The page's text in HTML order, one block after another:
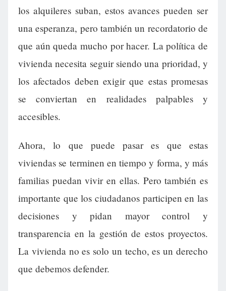
los alquileres suban, estos avances pueden ser
una esperanza, pero también un recordatorio de
que aún queda mucho por hacer. La política de
vivienda necesita seguir siendo una prioridad, y
los afectados deben exigir que estas promesas
se conviertan en realidades palpables y
accesibles.
Ahora, lo que puede pasar es que estas
viviendas se terminen en tiempo y forma, y más
familias puedan vivir en ellas. Pero también es
importante que los ciudadanos participen en las
decisiones y pidan mayor control y
transparencia en la gestión de estos proyectos.
La vivienda no es solo un techo, es un derecho
que debemos defender.